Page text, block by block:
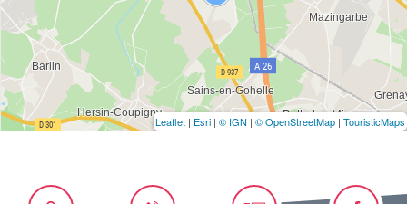
Leaflet | Esri | © IGN | © OpenStreetMap | TouristicMaps